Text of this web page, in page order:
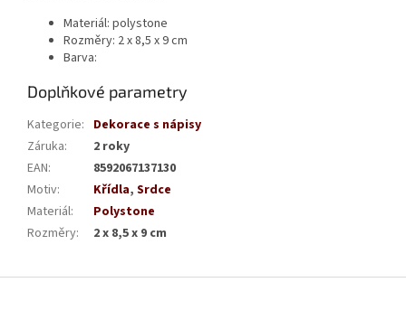
Materiál: polystone
Rozměry: 2 x 8,5 x 9 cm
Barva:
Doplňkové parametry
Kategorie: Dekorace s nápisy
Záruka:
2 roky
EAN:
8592067137130
Motiv: Křídla, Srdce
Materiál:
Polystone
Rozměry: 2 x 8,5 x 9 cm